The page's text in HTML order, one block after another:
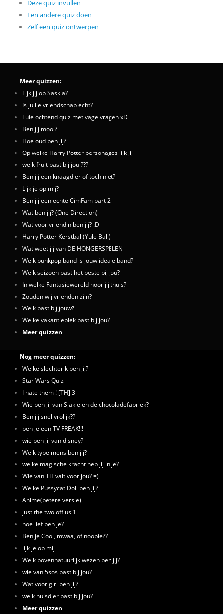
Deze quiz invullen
Een andere quiz doen
Zelf een quiz ontwerpen
Meer quizzen:
Lijk jij op Saskia?
Is jullie vriendschap echt?
Luie ochtend quiz met vage vragen xD
Ben jij mooi?
Hoe oud ben jij?
Op welke Harry Potter personages lijk jij
welk fruit past bij jou ???
Ben jij een knaagdier of toch niet?
Lijk je op mij?
Ben jij een echte CimFam part 2
Wat ben jij? (One Direction)
Wat voor vriendin ben jij? :D
Harry Potter Kerstbal (Yule Ball)
Wat weet jij van DE HONGERSPELEN
Welk punkpop band is jouw ideale band?
Welk seizoen past het beste bij jou?
In welke Fantasiewereld hoor jij thuis?
Zouden wij vrienden zijn?
Welk past bij jouw?
Welke vakantieplek past bij jou?
Meer quizzen
Nog meer quizzen:
Welke slechterik ben jij?
Star Wars Quiz
I hate them ! [TH] 3
Wie ben jij van Sjakie en de chocoladefabriek?
Ben jij snel vrolijk??
ben je een TV FREAK!!!
wie ben jij van disney?
Welk type mens ben jij?
welke magische kracht heb jij in je?
Wie van TH valt voor jou? =)
Welke Pussycat Doll ben jij?
Anime(betere versie)
just the two off us 1
hoe lief ben je?
Ben je Cool, mwaa, of noobie??
lijk je op mij
Welk bovennatuurlijk wezen ben jij?
wie van 5sos past bij jou?
Wat voor girl ben jij?
welk huisdier past bij jou?
Meer quizzen